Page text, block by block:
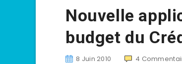
Nouvelle
budget du
8 Juin 2010 4